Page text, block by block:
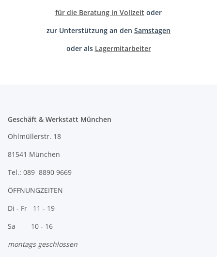
für die Beratung in Vollzeit oder
zur Unterstützung an den Samstagen
oder als Lagermitarbeiter
Geschäft & Werkstatt München
Ohlmüllerstr. 18
81541 München
Tel.: 089 8890 9669
ÖFFNUNGZEITEN
Di - Fr 11 - 19
Sa 10 - 16
montags geschlossen